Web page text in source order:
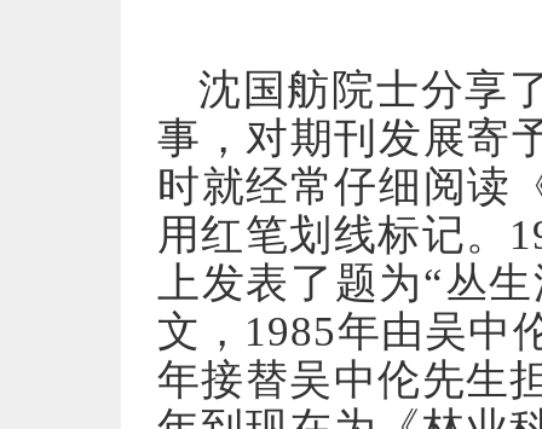
沈国舫院士分享
事，对期刊发展寄
时就经常仔细阅读
用红笔划线标记。
上发表了题为“丛
文，1985年由吴中
年接替吴中伦先生